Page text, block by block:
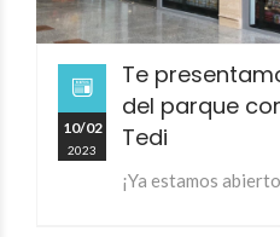
Te
del parque
Tedi
¡Ya estamos
10/02
2023